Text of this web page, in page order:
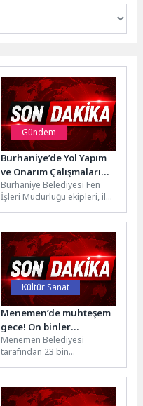
Gündem
Burhaniye’de Yol Yapım
ve Onarım Çalışmaları
Titizlikle Yürütülüyor
Burhaniye Belediyesi Fen
İşleri Müdürlüğü ekipleri, ilçe
ve onarım çalışmalarını
program...
Kültür Sanat
Menemen’de muhteşem
gece! On binler
buluştu…
Menemen Belediyesi
tarafından 23 bin
tamamlanan Kent Gözü
Rekreasyon Alanı, 19 Mayıs...